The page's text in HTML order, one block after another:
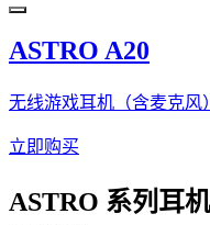
ASTRO A20
无线游戏耳机（含麦克风）
立即购买
ASTRO 系列耳